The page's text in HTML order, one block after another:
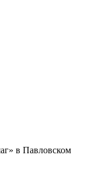
в Павловском